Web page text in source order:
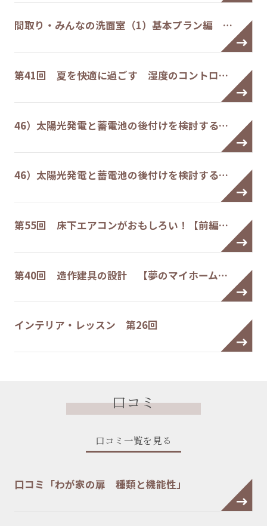
間取り・みんなの洗面室（1）基本プラン編 …
第41回 夏を快適に過ごす 湿度のコントロ…
46）太陽光発電と蓄電池の後付けを検討する…
46）太陽光発電と蓄電池の後付けを検討する…
第55回 床下エアコンがおもしろい！【前編…
第40回 造作建具の設計 【夢のマイホーム…
インテリア・レッスン 第26回
口コミ
口コミ一覧を見る
口コミ「わが家の扉 種類と機能性」